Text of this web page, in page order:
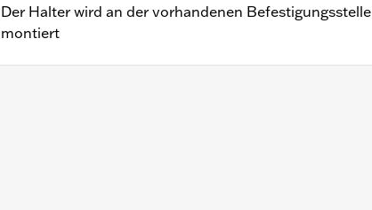
Der Halter wird an der vorhandenen Befestigungsstelle
montiert